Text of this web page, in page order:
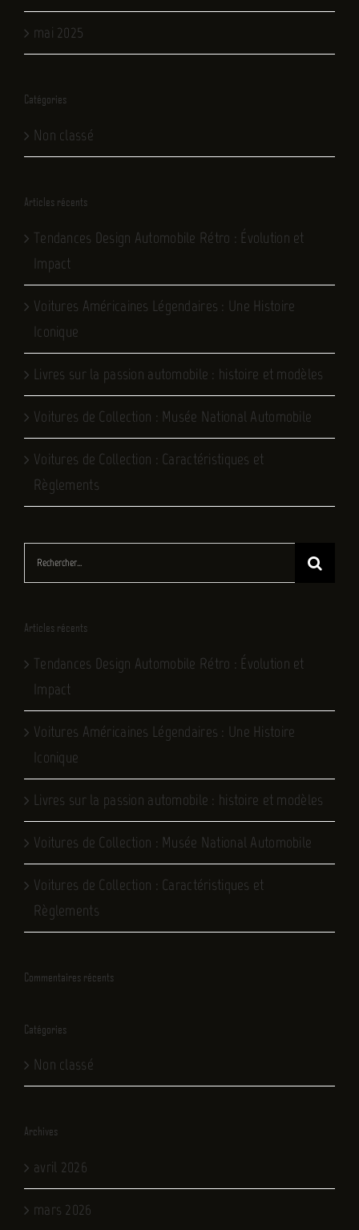
mai 2025
Catégories
Non classé
Articles récents
Tendances Design Automobile Rétro : Évolution et
Impact
Voitures Américaines Légendaires : Une Histoire
Iconique
Livres sur la passion automobile : histoire et modèles
Voitures de Collection : Musée National Automobile
Voitures de Collection : Caractéristiques et
Règlements
Rechercher:
Articles récents
Tendances Design Automobile Rétro : Évolution et
Impact
Voitures Américaines Légendaires : Une Histoire
Iconique
Livres sur la passion automobile : histoire et modèles
Voitures de Collection : Musée National Automobile
Voitures de Collection : Caractéristiques et
Règlements
Commentaires récents
Catégories
Non classé
Archives
avril 2026
mars 2026